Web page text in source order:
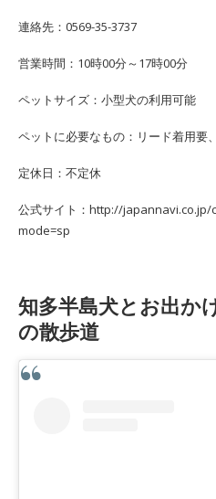
連絡先：0569-35-3737
営業時間：10時00分～17時00分
ペットサイズ：小型犬の利用可能
ペットに必要なもの：リード着用要
定休日：不定休
公式サイト：http://
mode=sp
知多半島犬とお出か
の散歩道